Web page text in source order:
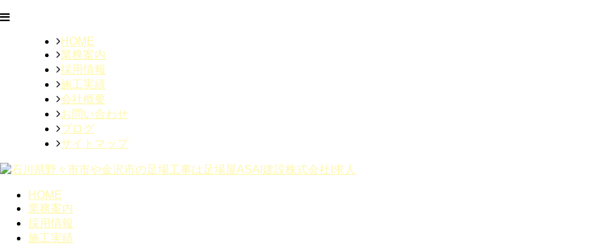
HOME
業務案内
採用情報
施工実績
会社概要
お問い合わせ
ブログ
サイトマップ
HOME
業務案内
採用情報
施工実績